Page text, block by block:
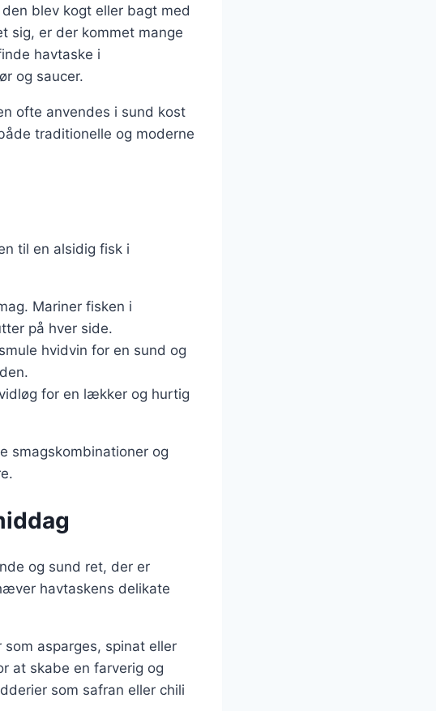
blev kogt eller bagt med
sig, er der kommet mange
havtaske i
og saucer.
ofte anvendes i sund kost
traditionelle og moderne
til en alsidig fisk i
Mariner fisken i
på hver side.
hvidvin for en sund og
for en lækker og hurtig
smagskombinationer og
og sund ret, der er
havtaskens delikate
asparges, spinat eller
at skabe en farverig og
som safran eller chili